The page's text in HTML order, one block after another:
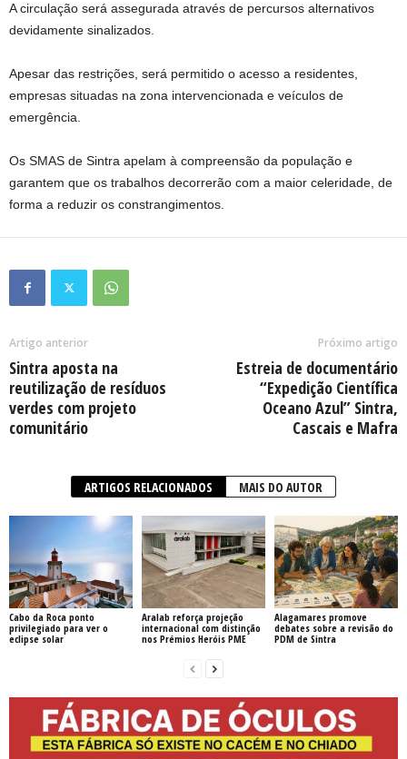
A circulação será assegurada através de percursos alternativos
devidamente sinalizados.
Apesar das restrições, será permitido o acesso a residentes,
empresas situadas na zona intervencionada e veículos de
emergência.
Os SMAS de Sintra apelam à compreensão da população e
garantem que os trabalhos decorrerão com a maior celeridade, de
forma a reduzir os constrangimentos.
Artigo anterior
Sintra aposta na
reutilização de resíduos
verdes com projeto
comunitário
Próximo artigo
Estreia de documentário
“Expedição Científica
Oceano Azul” Sintra,
Cascais e Mafra
ARTIGOS RELACIONADOS MAIS DO AUTOR
Cabo da Roca ponto
privilegiado para ver o
eclipse solar
Aralab reforça projeção
internacional com distinção
nos Prémios Heróis PME
Alagamares promove
debates sobre a revisão do
PDM de Sintra